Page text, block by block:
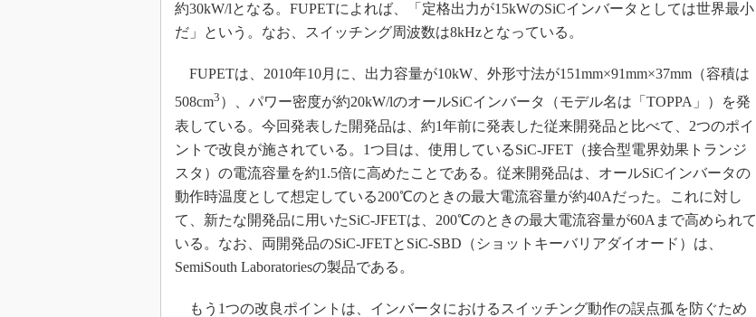
約30kW/lとなる。FUPETによれば、「定格出力が15kWのSiCインバータとしては世界最小
だ」という。なお、スイッチング周波数は8kHzとなっている。
FUPETは、2010年10月に、出力容量が10kW、外形寸法が151mm×91mm×37mm（容積は
508cm3 ）、パワー密度が約20kW/lのオールSiCインバータ（モデル名は「TOPPA」）を発
表している。今回発表した開発品は、約1年前に発表した従来開発品と比べて、2つのポイ
ントで改良が施されている。1つ目は、使用しているSiC-JFET（接合型電界効果トランジ
スタ）の電流容量を約1.5倍に高めたことである。従来開発品は、オールSiCインバータの
動作時温度として想定している200℃のときの最大電流容量が約40Aだった。これに対し
て、新たな開発品に用いたSiC-JFETは、200℃のときの最大電流容量が60Aまで高められて
いる。なお、両開発品のSiC-JFETとSiC-SBD（ショットキーバリアダイオード）は、
SemiSouth Laboratoriesの製品である。
もう1つの改良ポイントは、インバータにおけるスイッチング動作の誤点孤を防ぐため